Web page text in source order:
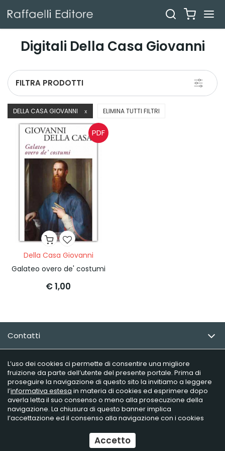
Digitali Della Casa Giovanni
Toggle
FILTRA PRODOTTI
DELLA CASA GIOVANNI X ELIMINA TUTTI FILTRI
PDF
Della Casa Giovanni
Galateo overo de' costumi
€ 1,00
Contatti
Email Newsletter
Info utili
Raffaelli Editore - P.iva 02181230406
Ecommerce by Daisuke
L’uso dei cookies ci permette di consentire una migliore
fruizione da parte dell’utente del presente portale. Prima di
proseguire la navigazione di questo sito la invitiamo a leggere
l’informativa estesa in materia di cookies ed esprimere dopo
averla letta il suo consenso o meno alla prosecuzione della
navigazione. La chiusura di questo banner implica
l’accettazione ed il consenso alla navigazione con i cookies
Accetto